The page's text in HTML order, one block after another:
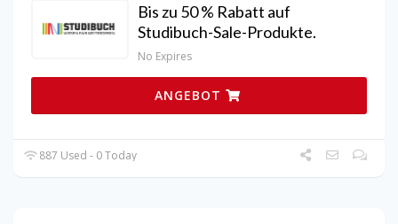
Bis zu 50 % Rabatt auf
Studibuch-Sale-Produkte.
No Expires
ANGEBOT
887 Used - 0 Today